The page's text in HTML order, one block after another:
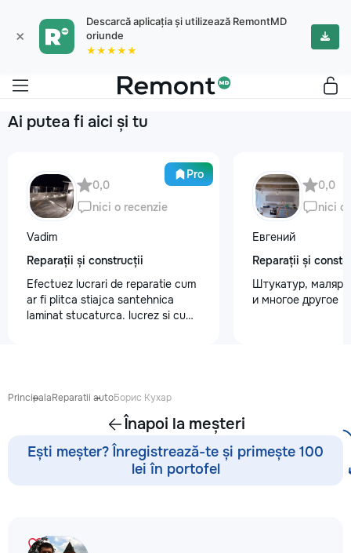
×
Descarcă aplicația și utilizează RemontMD
oriunde
★★★★★
Ai putea fi aici și tu
Pro
0,0
nici o recenzie
Vadim
Reparații și construcții
Efectuez lucrari de reparatie cum
ar fi plitca stiajca santehnica
laminat stucaturca. lucrez si cu
0,0
nici o
Евгений
Reparații și
Штукатур, маляр ,
и многое другое
PrincipalaReparatii autoБорис Кухар
Înapoi la meșteri
Ești meșter? Înregistrează-te și primește 100
lei în portofel